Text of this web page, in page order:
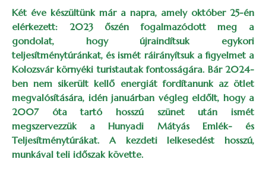
Két éve készültünk már a napra, amely október 25-én
elérkezett: 2023 őszén fogalmazódott meg a
gondolat, hogy újraindítsuk egykori
teljesítménytúránkat, és ismét ráirányítsuk a figyelmet a
Kolozsvár környéki turistautak fontosságára. Bár 2024-
ben nem sikerült kellő energiát fordítanunk az ötlet
megvalósítására, idén januárban végleg eldőlt, hogy a
2007 óta tartó hosszú szünet után ismét
megszervezzük a Hunyadi Mátyás Emlék- és
Teljesítménytúrákat. A kezdeti lelkesedést hosszú,
munkával teli időszak követte.